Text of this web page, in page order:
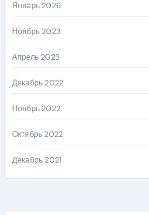
Январь 2026
Ноябрь 2023
Апрель 2023
Декабрь 2022
Ноябрь 2022
Октябрь 2022
Декабрь 2021